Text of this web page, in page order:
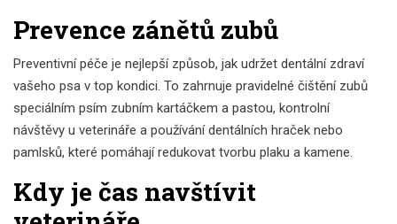
Prevence zánětů zubů
Preventivní péče je nejlepší způsob, jak udržet dentální zdraví
vašeho psa v top kondici. To zahrnuje pravidelné čištění zubů
speciálním psím zubním kartáčkem a pastou, kontrolní
návštěvy u veterináře a používání dentálních hraček nebo
pamlsků, které pomáhají redukovat tvorbu plaku a kamene.
Kdy je čas navštívit